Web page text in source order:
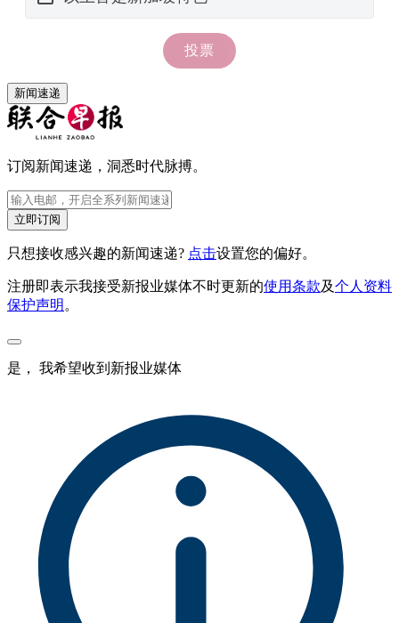
新闻速递
订阅新闻速递，洞悉时代脉搏。
立即订阅
只想接收感兴趣的新闻速递? 点击设置您的偏好。
注册即表示我接受新报业媒体不时更新的使用条款及个人资料
保护声明 。
是， 我希望收到新报业媒体